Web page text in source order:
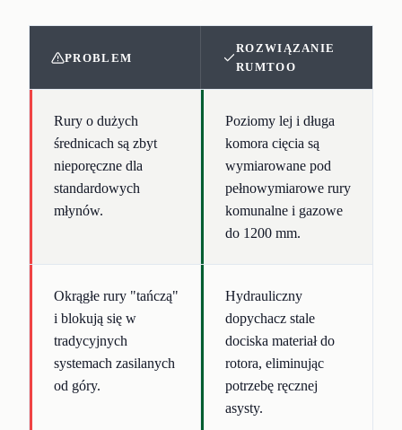
PROBLEM
ROZWIĄZANIE
RUMTOO
Rury o dużych
średnicach są zbyt
nieporęczne dla
standardowych
młynów.
Poziomy lej i długa
komora cięcia są
wymiarowane pod
pełnowymiarowe rury
komunalne i gazowe
do 1200 mm.
Okrągłe rury "tańczą"
i blokują się w
tradycyjnych
systemach zasilanych
od góry.
Hydrauliczny
dopychacz stale
dociska materiał do
rotora, eliminując
potrzebę ręcznej
asysty.